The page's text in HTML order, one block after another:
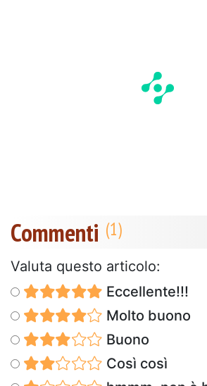
Commenti
Valuta questo articolo:
Eccellente!!!
Molto buono
Buono
Così così